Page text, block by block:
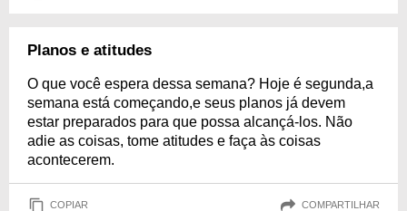
Planos e atitudes
O que você espera dessa semana? Hoje é segunda,a
semana está começando,e seus planos já devem
estar preparados para que possa alcançá-los. Não
adie as coisas, tome atitudes e faça às coisas
acontecerem.
COPIAR COMPARTILHAR